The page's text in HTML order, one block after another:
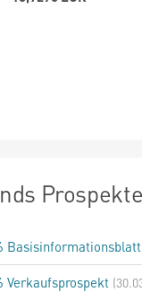
Prospekte
Basisinformationsblatt
Verkaufsprospekt